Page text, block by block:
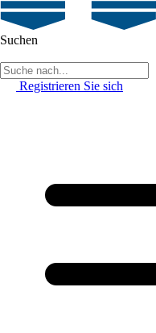
Suchen
Registrieren Sie sich